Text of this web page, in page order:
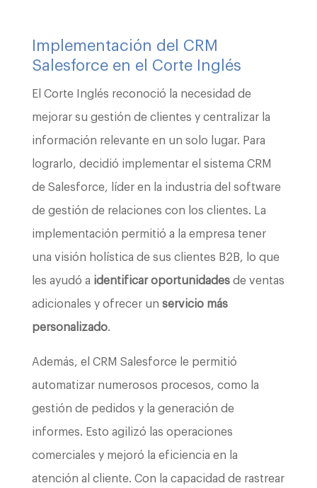
Implementación del CRM
Salesforce en el Corte Inglés
El Corte Inglés reconoció la necesidad de
mejorar su gestión de clientes y centralizar la
información relevante en un solo lugar. Para
lograrlo, decidió implementar el sistema CRM
de Salesforce, líder en la industria del software
de gestión de relaciones con los clientes. La
implementación permitió a la empresa tener
una visión holística de sus clientes B2B, lo que
les ayudó a identificar oportunidadesde ventas
adicionales y ofrecer un servicio más
personalizado.
Además, el CRM Salesforce le permitió
automatizar numerosos procesos, como la
gestión de pedidos y la generación de
informes. Esto agilizó las operaciones
comerciales y mejoró la eficiencia en la
atención al cliente. Con la capacidad de rastrear